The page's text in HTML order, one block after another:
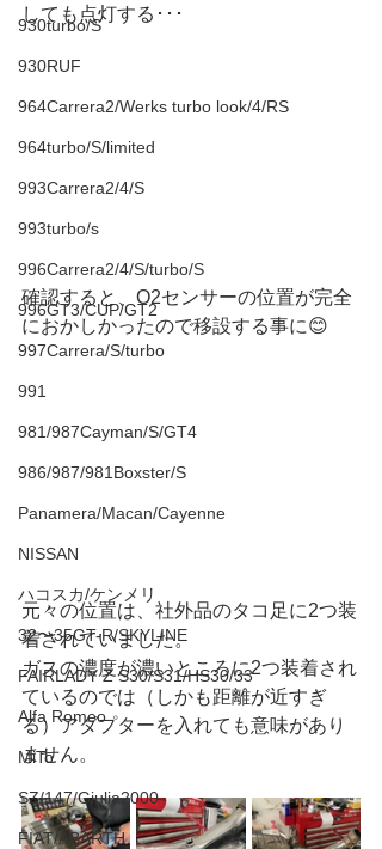
930turbo/S
930RUF
964Carrera2/Werks turbo look/4/RS
964turbo/S/limited
993Carrera2/4/S
993turbo/s
996Carrera2/4/S/turbo/S
996GT3/CUP/GT2
997Carrera/S/turbo
991
981/987Cayman/S/GT4
986/987/981Boxster/S
Panamera/Macan/Cayenne
NISSAN
ハコスカ/ケンメリ
32〜35GT-R/SKYLINE
FAIRLADY Z S30/S31/HS30/33
Alfa Romeo
MiTo
SZ/147/Giulia2000
FIAT/ABARTH
しても点灯する･･･
確認すると、O2センサーの位置が完全
におかしかったので移設する事に😊
元々の位置は、社外品のタコ足に2つ装
着されていました。
ガスの濃度が濃いところに2つ装着され
ているのでは（しかも距離が近すぎ
る）アダプターを入れても意味があり
ません。